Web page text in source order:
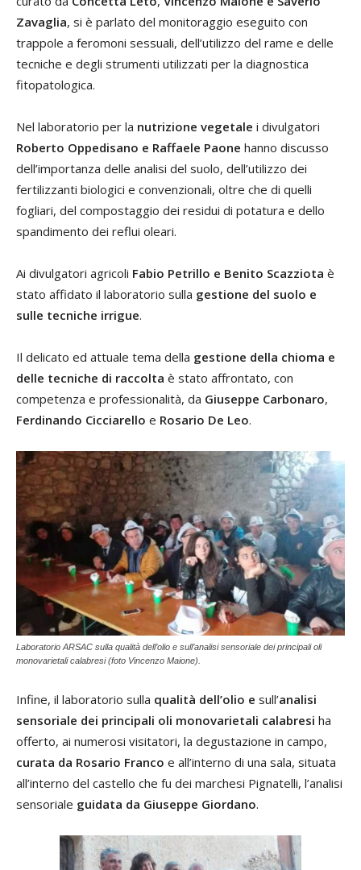
Zavaglia, si è parlato del monitoraggio eseguito con
trappole a feromoni sessuali, dell’utilizzo del rame e delle
tecniche e degli strumenti utilizzati per la diagnostica
fitopatologica.
Nel laboratorio per la nutrizione vegetale i divulgatori
Roberto Oppedisano e Raffaele Paone hanno discusso
dell’importanza delle analisi del suolo, dell’utilizzo dei
fertilizzanti biologici e convenzionali, oltre che di quelli
fogliari, del compostaggio dei residui di potatura e dello
spandimento dei reflui oleari.
Ai divulgatori agricoli Fabio Petrillo e Benito Scazziota è
stato affidato il laboratorio sulla gestione del suolo e
sulle tecniche irrigue.
Il delicato ed attuale tema della gestione della chioma e
delle tecniche di raccolta è stato affrontato, con
competenza e professionalità, da Giuseppe Carbonaro,
Ferdinando Cicciarello e Rosario De Leo.
Laboratorio ARSAC sulla qualità dell’olio e sull’analisi sensoriale dei principali oli
monovarietali calabresi (foto Vincenzo Maione).
Infine, il laboratorio sulla qualità dell’olio e sull’analisi
sensoriale dei principali oli monovarietali calabresi ha
offerto, ai numerosi visitatori, la degustazione in campo,
curata da Rosario Franco e all’interno di una sala, situata
all’interno del castello che fu dei marchesi Pignatelli, l’analisi
sensoriale guidata da Giuseppe Giordano.